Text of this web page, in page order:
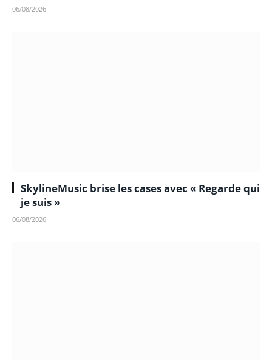
06/08/2026
SkylineMusic brise les cases avec « Regarde qui
je suis »
06/08/2026